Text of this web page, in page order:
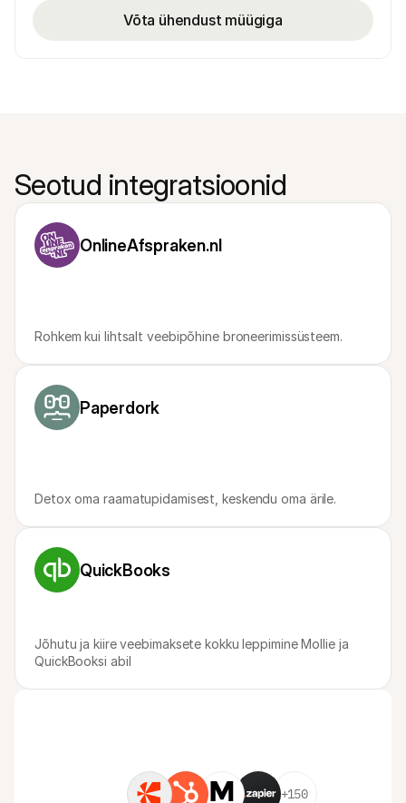
Võta ühendust müügiga
Seotud integratsioonid
OnlineAfspraken.nl
Rohkem kui lihtsalt veebipõhine broneerimissüsteem.
Paperdork
Detox oma raamatupidamisest, keskendu oma ärile.
QuickBooks
Jõhutu ja kiire veebimaksete kokku leppimine Mollie ja
QuickBooksi abil
+150